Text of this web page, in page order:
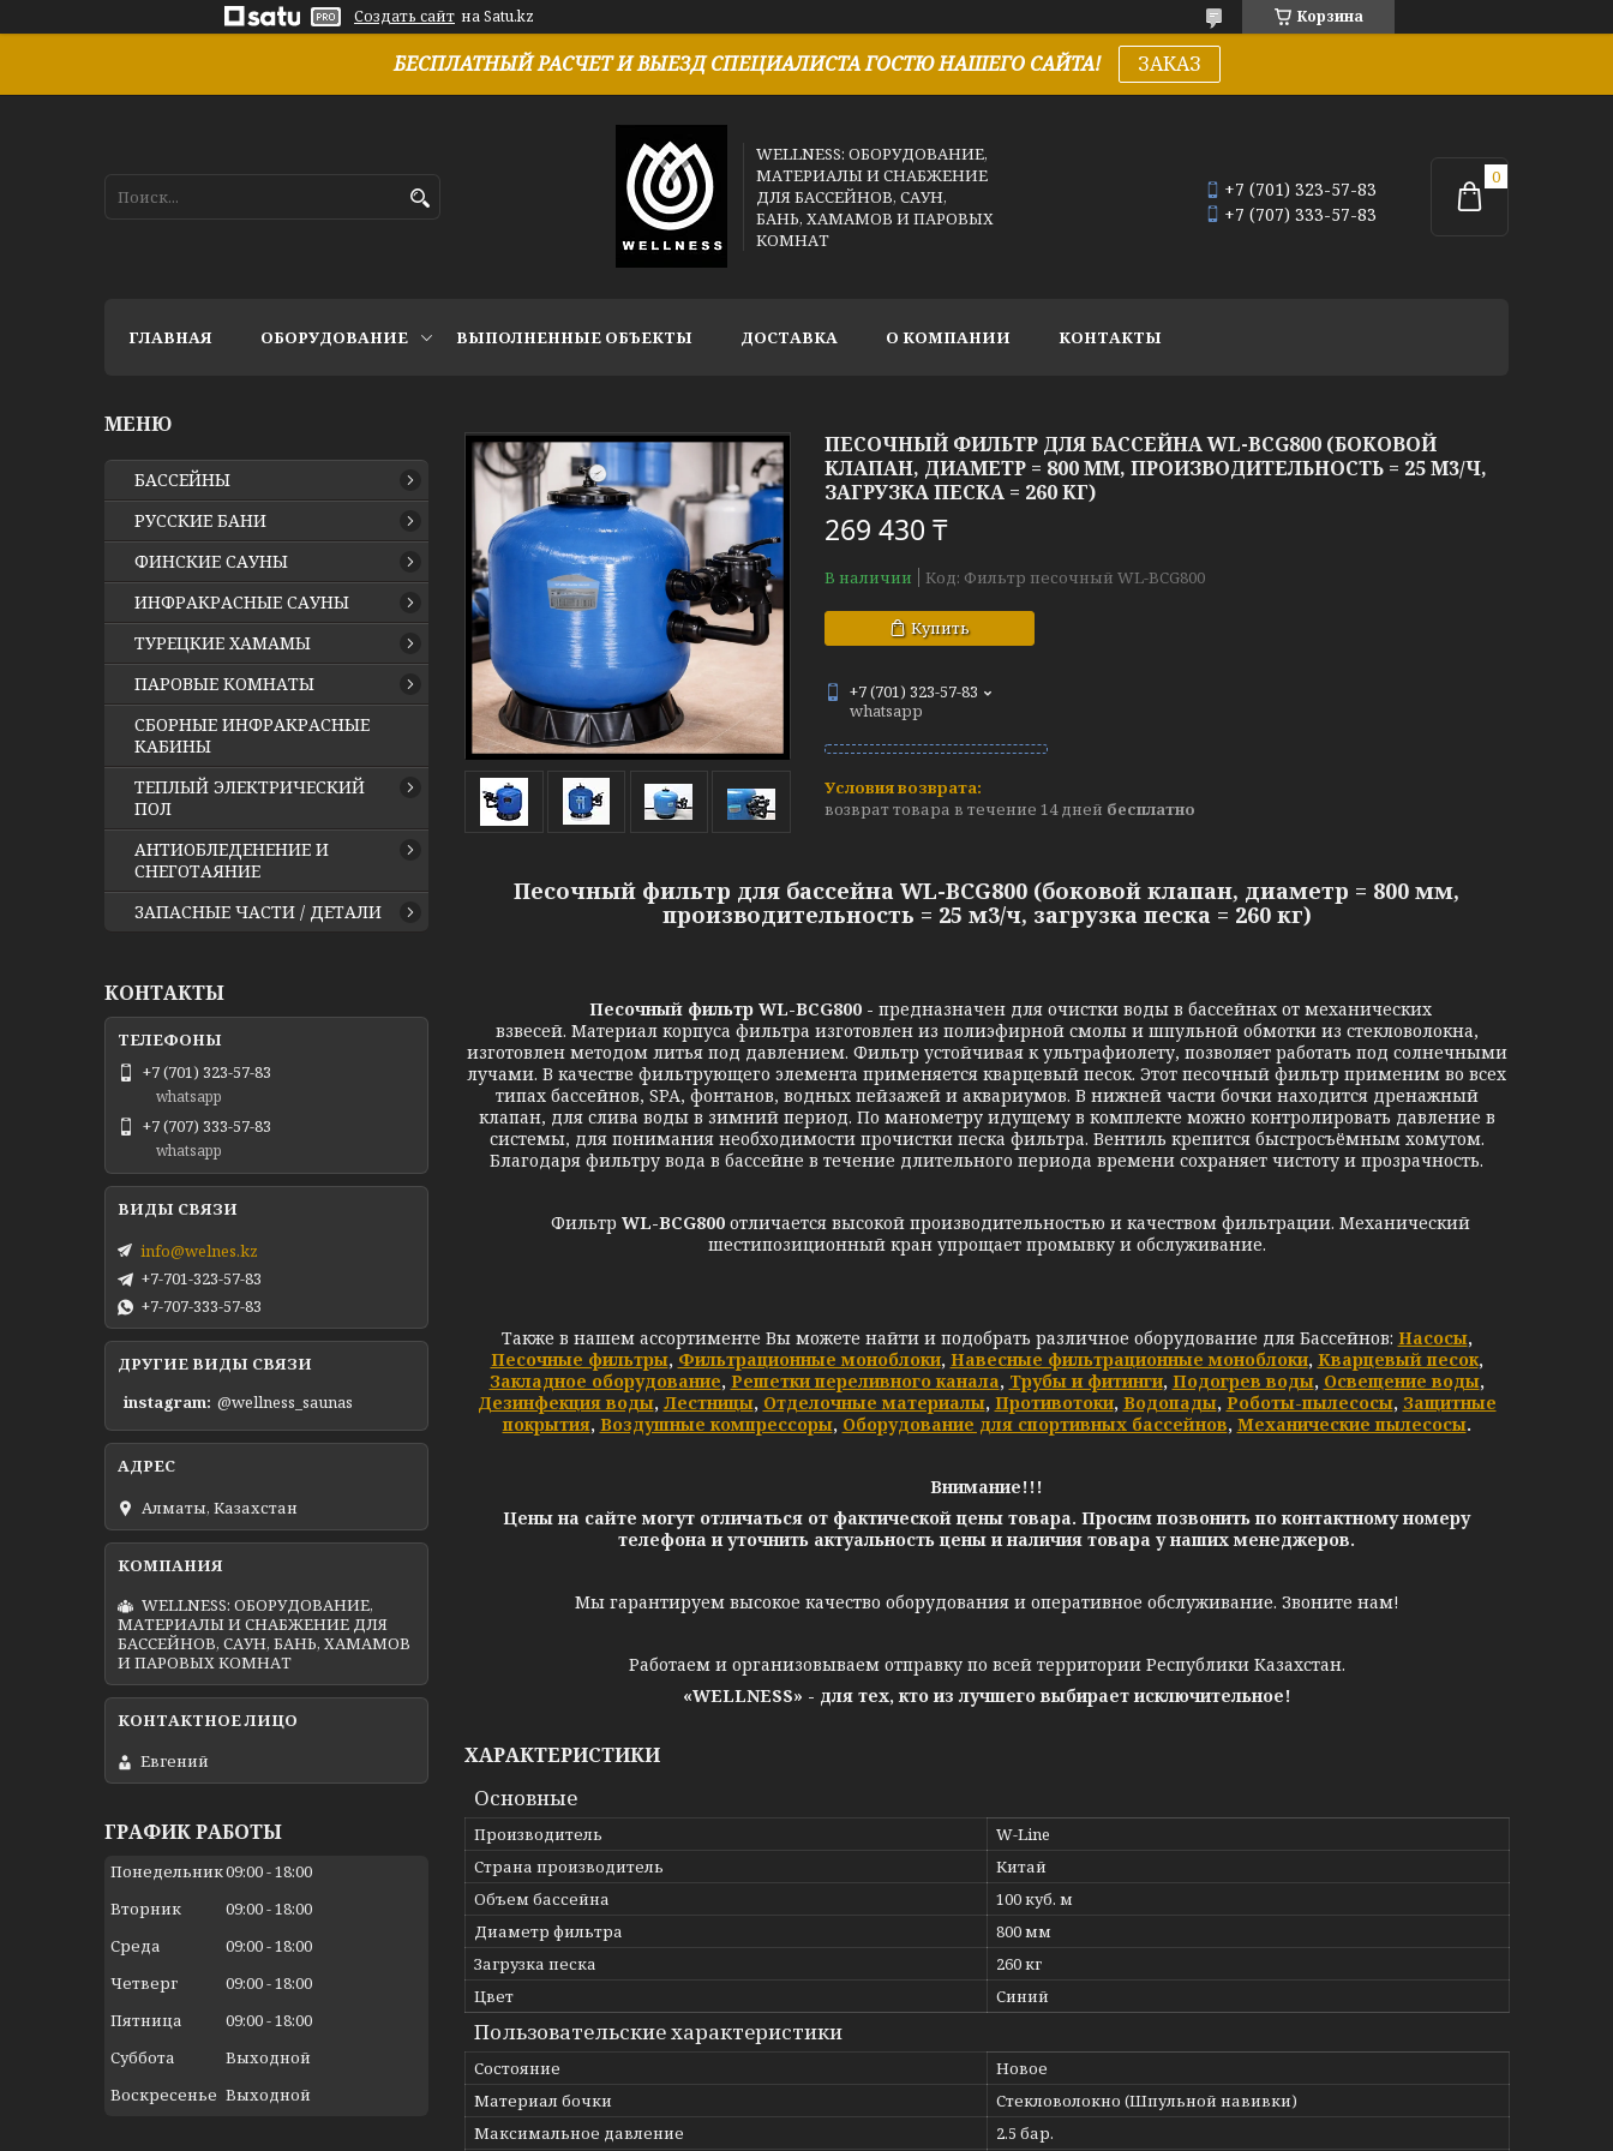
Создать сайт на Satu.kz Корзина
БЕСПЛАТНЫЙ РАСЧЕТ И ВЫЕЗД СПЕЦИАЛИСТА ГОСТЮ НАШЕГО САЙТА! ЗАКАЗ
WELLNESS: ОБОРУДОВАНИЕ,
МАТЕРИАЛЫ И СНАБЖЕНИЕ
ДЛЯ БАССЕЙНОВ, САУН,
БАНЬ, ХАМАМОВ И ПАРОВЫХ
КОМНАТ
+7 (701) 323-57-83
+7 (707) 333-57-83
ГЛАВНАЯ ОБОРУДОВАНИЕ ВЫПОЛНЕННЫЕ ОБЪЕКТЫ ДОСТАВКА О КОМПАНИИ КОНТАКТЫ
ПЕСОЧНЫЙ ФИЛЬТР ДЛЯ БАССЕЙНА WL-BCG800 (БОКОВОЙ
КЛАПАН, ДИАМЕТР = 800 ММ, ПРОИЗВОДИТЕЛЬНОСТЬ = 25 М3/Ч,
ЗАГРУЗКА ПЕСКА = 260 КГ)
269 430 ₸
В наличии Код: Фильтр песочный WL-BCG800
Купить
+7 (701) 323-57-83
whatsapp
возврат товара в течение 14 дней бесплатно
Песочный фильтр для бассейна WL-BCG800 (боковой клапан, диаметр = 800 мм,
производительность = 25 м3/ч, загрузка песка = 260 кг)
Песочный фильтр WL-BCG800 - предназначен для очистки воды в бассейнах от механических
взвесей. Материал корпуса фильтра изготовлен из полиэфирной смолы и шпульной обмотки из стекловолокна,
изготовлен методом литья под давлением. Фильтр устойчивая к ультрафиолету, позволяет работать под солнечными
лучами. В качестве фильтрующего элемента применяется кварцевый песок. Этот песочный фильтр применим во всех
типах бассейнов, SPA, фонтанов, водных пейзажей и аквариумов. В нижней части бочки находится дренажный
клапан, для слива воды в зимний период. По манометру идущему в комплекте можно контролировать давление в
системы, для понимания необходимости прочистки песка фильтра. Вентиль крепится быстросъёмным хомутом.
Благодаря фильтру вода в бассейне в течение длительного периода времени сохраняет чистоту и прозрачность.
Фильтр WL-BCG800 отличается высокой производительностью и качеством фильтрации. Механический
шестипозиционный кран упрощает промывку и обслуживание.
Также в нашем ассортименте Вы можете найти и подобрать различное оборудование для Бассейнов: Насосы,
Песочные фильтры, Фильтрационные моноблоки, Навесные фильтрационные моноблоки, Кварцевый песок,
Закладное оборудование, Решетки переливного канала, Трубы и фитинги, Подогрев воды, Освещение воды,
Дезинфекция воды, Лестницы, Отделочные материалы, Противотоки, Водопады, Роботы-пылесосы, Защитные
покрытия, Воздушные компрессоры, Оборудование для спортивных бассейнов, Механические пылесосы.
Внимание!!!
Цены на сайте могут отличаться от фактической цены товара. Просим позвонить по контактному номеру
телефона и уточнить актуальность цены и наличия товара у наших менеджеров.
Мы гарантируем высокое качество оборудования и оперативное обслуживание. Звоните нам!
Работаем и организовываем отправку по всей территории Республики Казахстан.
«WELLNESS» - для тех, кто из лучшего выбирает исключительное!
ХАРАКТЕРИСТИКИ
Основные
Производитель
W-Line
Страна производитель
Китай
Объем бассейна
100 куб. м
Диаметр фильтра
800 мм
Загрузка песка
260 кг
Цвет
Синий
Пользовательские характеристики
Состояние
Новое
Материал бочки
Стекловолокно (Шпульной навивки)
Максимальное давление
2.5 бар.
БАССЕЙНЫ
РУССКИЕ БАНИ
ФИНСКИЕ САУНЫ
ИНФРАКРАСНЫЕ САУНЫ
ТУРЕЦКИЕ ХАМАМЫ
ПАРОВЫЕ КОМНАТЫ
СБОРНЫЕ ИНФРАКРАСНЫЕ
КАБИНЫ
ТЕПЛЫЙ ЭЛЕКТРИЧЕСКИЙ
ПОЛ
АНТИОБЛЕДЕНЕНИЕ И
СНЕГОТАЯНИЕ
ЗАПАСНЫЕ ЧАСТИ / ДЕТАЛИ
КОНТАКТЫ
+7 (701) 323-57-83
whatsapp
+7 (707) 333-57-83
whatsapp
info@welnes.kz
+7-701-323-57-83
+7-707-333-57-83
ДРУГИЕ ВИДЫ СВЯЗИ
instagram @wellness_saunas
Алматы, Казахстан
WELLNESS: ОБОРУДОВАНИЕ,
МАТЕРИАЛЫ И СНАБЖЕНИЕ ДЛЯ
БАССЕЙНОВ, САУН, БАНЬ, ХАМАМОВ
И ПАРОВЫХ КОМНАТ
Евгений
ГРАФИК РАБОТЫ
Понедельник09:00 18:00
Вторник
09:00 18:00
Среда
09:00 18:00
Четверг
09:00 18:00
Пятница
09:00 18:00
Суббота
Выходной
Воскресенье Выходной